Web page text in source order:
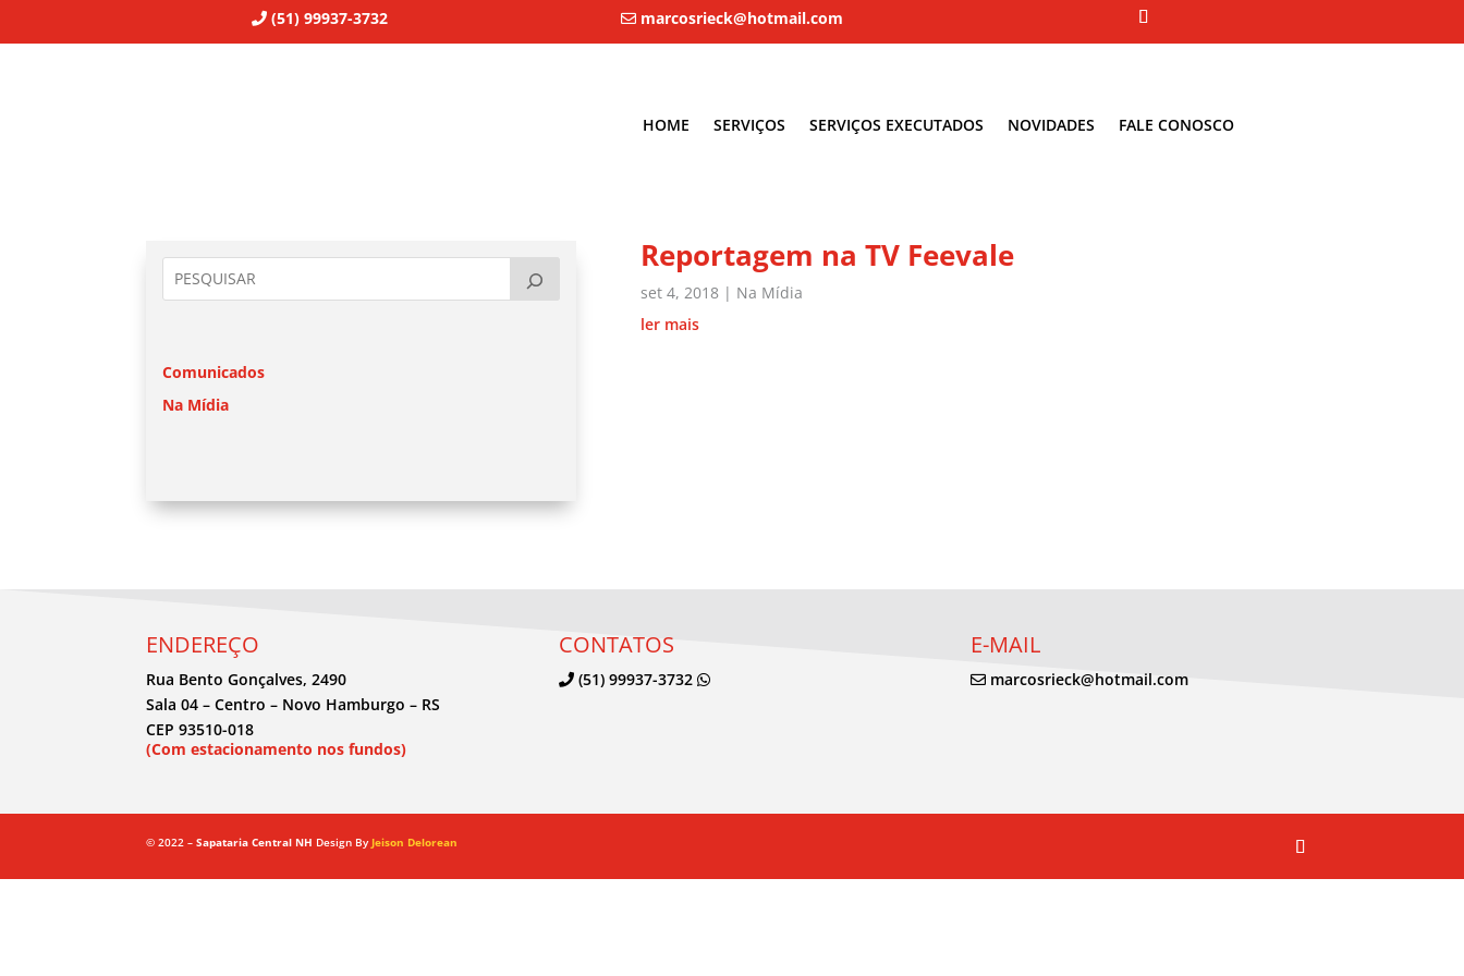
(51) 99937-3732 marcosrieck@hotmail.com
HOME SERVIÇOS SERVIÇOS EXECUTADOS NOVIDADES FALE CONOSCO
Comunicados
Na Mídia
Reportagem na TV Feevale
set 4, 2018 | Na Mídia
ler mais
ENDEREÇO
Rua Bento Gonçalves, 2490
Sala 04 – Centro – Novo Hamburgo – RS
CEP 93510-018
(Com estacionamento nos fundos)
CONTATOS
(51) 99937-3732
E-MAIL
marcosrieck@hotmail.com
© 2022 –Sapataria Central NH Design By Jeison Delorean